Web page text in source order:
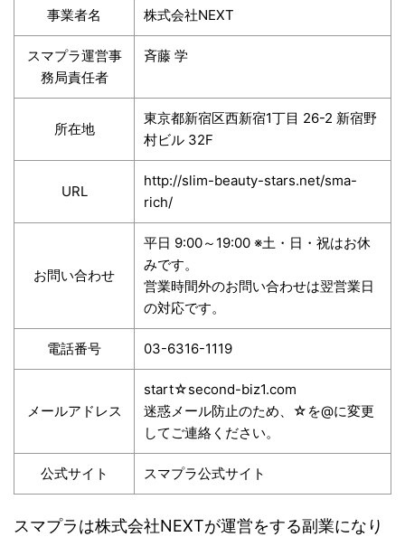
事業者名 株式会社NEXT
スマプラ運営事
務局責任者
斉藤 学
所在地
東京都新宿区西新宿1丁目 26-2 新宿野
村ビル 32F
URL
http://slim-beauty-stars.net/sma-
rich/
お問い合わせ
平日 9:00～19:00 ※土・日・祝はお休
みです。
営業時間外のお問い合わせは翌営業日
の対応です。
電話番号 03-6316-1119
メールアドレス
start☆second-biz1.com
迷惑メール防止のため、☆を@に変更
してご連絡ください。
公式サイト スマプラ公式サイト
スマプラは株式会社NEXTが運営をする副業になり